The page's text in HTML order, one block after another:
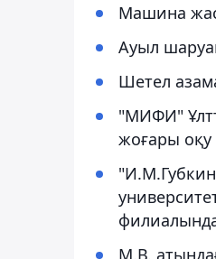
Машина
Ауыл
Шетел
"МИФИ"
жоғары
"И.М.Губкин
М.В.